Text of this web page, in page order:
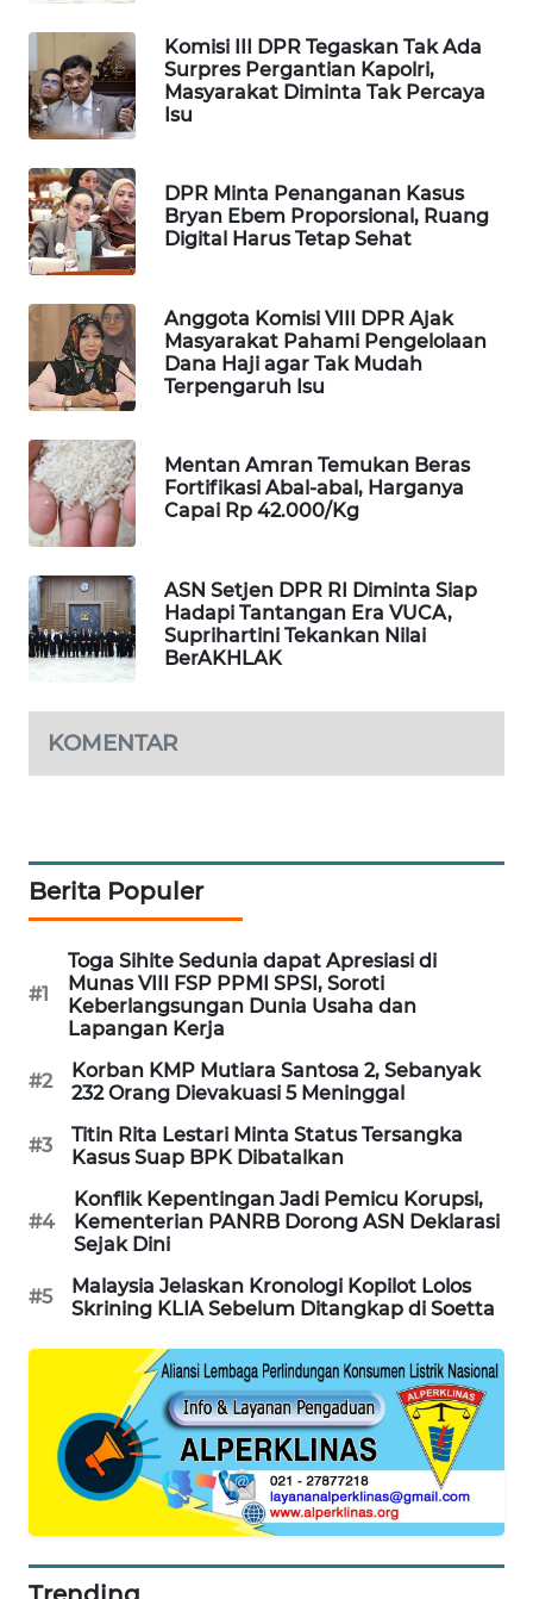
Komisi III DPR Tegaskan Tak Ada
Surpres Pergantian Kapolri,
Masyarakat Diminta Tak Percaya
Isu
DPR Minta Penanganan Kasus
Bryan Ebem Proporsional, Ruang
Digital Harus Tetap Sehat
Anggota Komisi VIII DPR Ajak
Masyarakat Pahami Pengelolaan
Dana Haji agar Tak Mudah
Terpengaruh Isu
Mentan Amran Temukan Beras
Fortifikasi Abal-abal, Harganya
Capai Rp 42.000/Kg
ASN Setjen DPR RI Diminta Siap
Hadapi Tantangan Era VUCA,
Suprihartini Tekankan Nilai
BerAKHLAK
KOMENTAR
Berita Populer
#1
Toga Sihite Sedunia dapat Apresiasi di
Munas VIII FSP PPMI SPSI, Soroti
Keberlangsungan Dunia Usaha dan
Lapangan Kerja
#2
Korban KMP Mutiara Santosa 2, Sebanyak
232 Orang Dievakuasi 5 Meninggal
#3
Titin Rita Lestari Minta Status Tersangka
Kasus Suap BPK Dibatalkan
#4
Konflik Kepentingan Jadi Pemicu Korupsi,
Kementerian PANRB Dorong ASN Deklarasi
Sejak Dini
#5
Malaysia Jelaskan Kronologi Kopilot Lolos
Skrining KLIA Sebelum Ditangkap di Soetta
MAWAKA
ID
MARTABAT
PLN
WATCH
MKLI
LPKKI
KOPEKLIN
KONSUMEN
FORWAMKI
ALPERKLINAS
NEWS
SITUNGIR
SIDIKALANG
NEWS
SIBARAGAS
NEWS
METRO
SIANTAR
NEWS
METRO
NEWS
METRO
JAKARTA
NEWS